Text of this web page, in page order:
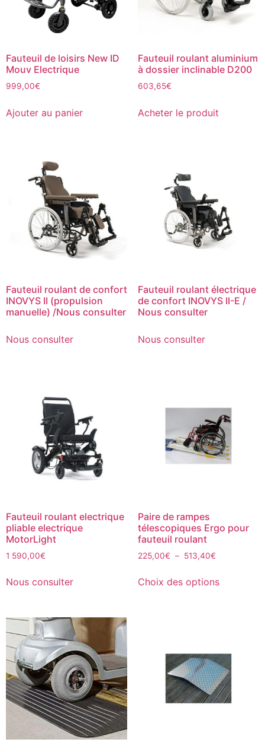
Fauteuil de loisirs New ID
Mouv Electrique
999,00€
Ajouter au panier
Fauteuil roulant aluminium
à dossier inclinable D200
603,65€
Acheter le produit
Fauteuil roulant de confort
INOVYS II (propulsion
manuelle) /Nous consulter
Nous consulter
Fauteuil roulant électrique
de confort INOVYS II-E /
Nous consulter
Nous consulter
Fauteuil roulant electrique
pliable electrique
MotorLight
1 590,00€
Nous consulter
Paire de rampes
télescopiques Ergo pour
fauteuil roulant
225,00€ – 513,40€
Choix des options